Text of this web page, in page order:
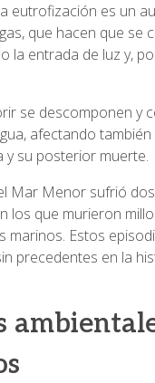
eutrofización es un
que hacen que se
la entrada de luz y,
se descomponen y
afectando
y su posterior muerte.
Mar Menor sufrió
los que murieron
marinos. Estos
precedentes en la